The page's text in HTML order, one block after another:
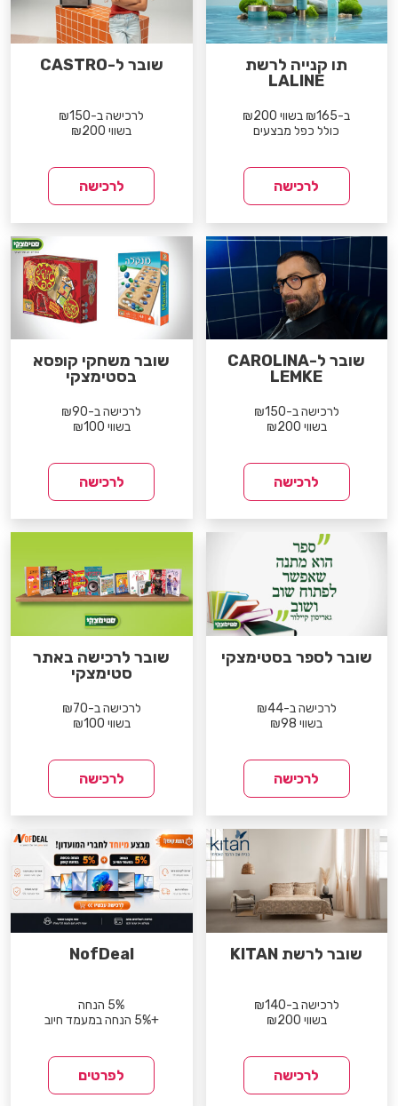
תו קנייה לרשת
LALINE
ב-₪165 בשווי ₪200
כולל כפל מבצעים
לרכישה
שובר ל-CASTRO
לרכישה ב-₪150
בשווי ₪200
לרכישה
שובר ל-CAROLINA
LEMKE
לרכישה ב-₪150
בשווי ₪200
לרכישה
שובר משחקי קופסא
בסטימצקי
לרכישה ב-₪90
בשווי ₪100
לרכישה
שובר לספר בסטימצקי
לרכישה ב-₪44
בשווי ₪98
לרכישה
שובר לרכישה באתר
סטימצקי
לרכישה ב-₪70
בשווי ₪100
לרכישה
שובר לרשת KITAN
לרכישה ב-₪140
בשווי ₪200
לרכישה
NofDeal
5% הנחה
+5% הנחה במעמד חיוב
לפרטים